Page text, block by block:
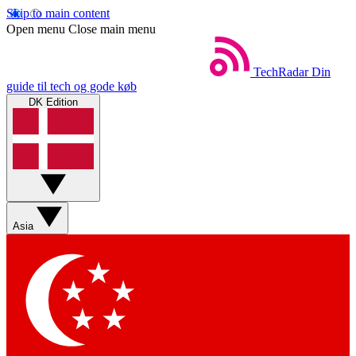
Skip to main content
Open menu Close main menu
TechRadar Din
guide til tech og gode køb
DK Edition
Asia